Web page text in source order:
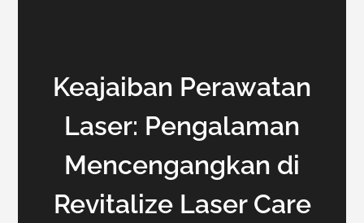
Keajaiban Perawatan
Laser: Pengalaman
Mencengangkan di
Revitalize Laser Care